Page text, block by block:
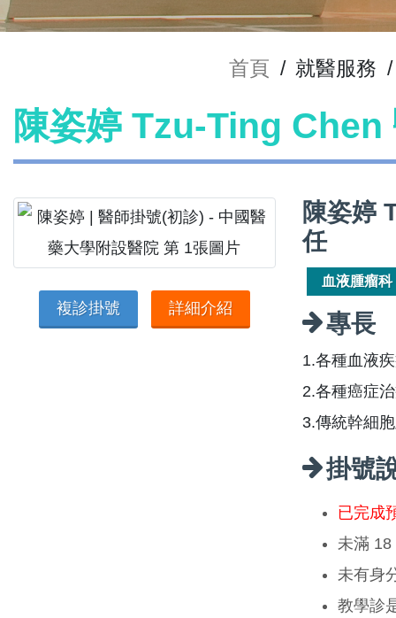
首頁 / 就醫服務 /
陳姿婷 Tzu-Ting Chen
複診掛號 詳細介紹
陳姿婷
任
血液腫瘤科
專長
1.各種血液
2.各種癌症
3.傳統幹細
掛號
已完成
未滿 18
未有身
教學診